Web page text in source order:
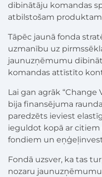
dibinātāju komandas
atbilstošam
Tāpēc jaunā fonda
uzmanību uz
jaunuzņēmumu
komandas attīstīto
Lai gan agrāk
bija finansējuma
paredzēts ieviest
ieguldot kopā ar
fondiem un
Fondā uzsver, ka tas
nozaru